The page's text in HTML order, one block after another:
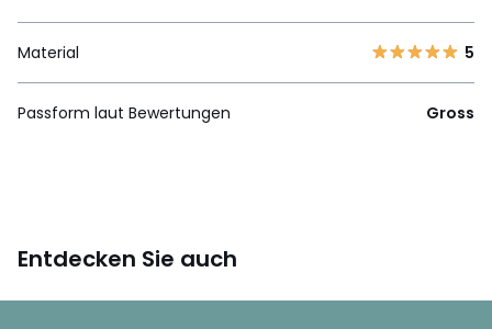
Material 5
Passform laut Bewertungen Gross
Entdecken Sie auch